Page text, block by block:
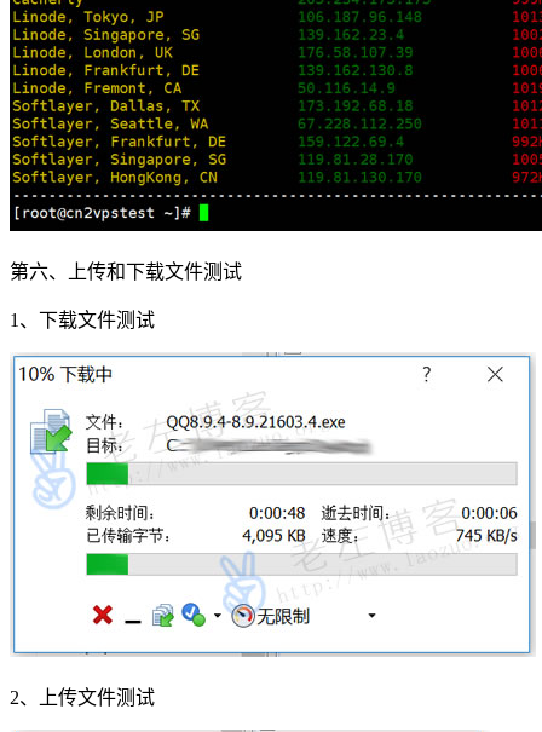
第六、上传和下载文件测试
1、下载文件测试
2、上传文件测试